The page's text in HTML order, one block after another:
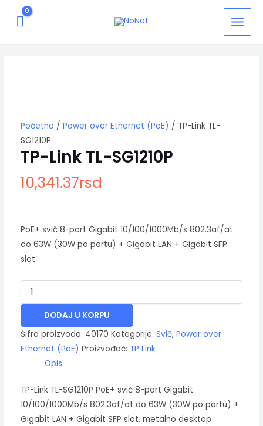
MAIN
MENU
Početna / Power over Ethernet (PoE) / TP-Link TL-
SG1210P
TP-Link TL-SG1210P
10,341.37rsd
PoE+ svič 8-port Gigabit 10/100/1000Mb/s 802.3af/at
do 63W (30W po portu) + Gigabit LAN + Gigabit SFP
slot
DODAJ U KORPU
Šifra proizvoda: 40170 Kategorije: Svič, Power over
Ethernet (PoE) Proizvođač: TP Link
Opis
TP-Link TL-SG1210P PoE+ svič 8-port Gigabit
10/100/1000Mb/s 802.3af/at do 63W (30W po portu) +
Gigabit LAN + Gigabit SFP slot, metalno desktop